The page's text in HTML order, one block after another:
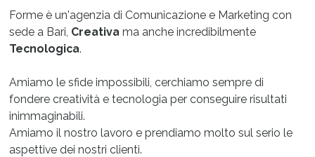
Forme è un'agenzia di Comunicazione e Marketing con
sede a Bari, Creativa ma anche incredibilmente
Tecnologica.
Amiamo le sfide impossibili, cerchiamo sempre di
fondere creatività e tecnologia per conseguire risultati
inimmaginabili.
Amiamo il nostro lavoro e prendiamo molto sul serio le
aspettive dei nostri clienti.